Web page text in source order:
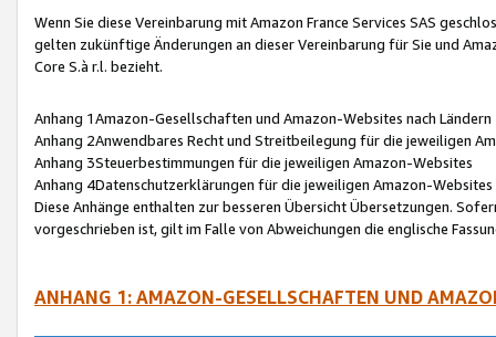
Wenn Sie diese Vereinbarung mit Amazon France Services SAS
gelten zukünftige Änderungen an dieser Vereinbarung für Sie und
Core S.à r.l. bezieht.
Anhang 1Amazon-Gesellschaften und Amazon-Websites nach Ländern
Anhang 2Anwendbares Recht und Streitbeilegung für die jeweiligen
Anhang 3Steuerbestimmungen für die jeweiligen Amazon-Websites
Anhang 4Datenschutzerklärungen für die jeweiligen Amazon-Websites
Diese Anhänge enthalten zur besseren Übersicht Übersetzungen.
vorgeschrieben ist, gilt im Falle von Abweichungen die englische
ANHANG 1: AMAZON-GESELLSCHAFTEN UND